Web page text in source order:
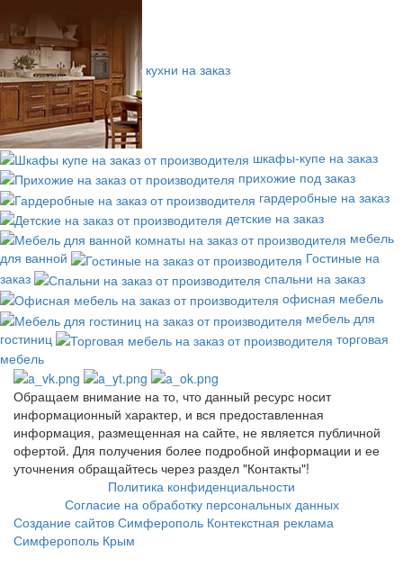
кухни на заказ
шкафы-купе на заказ
прихожие под заказ
гардеробные на заказ
детские на заказ
мебель
для ванной
Гостиные на
заказ
спальни на заказ
офисная мебель
мебель для
гостиниц
торговая
мебель
Обращаем внимание на то, что данный ресурс носит
информационный характер, и вся предоставленная
информация, размещенная на сайте, не является публичной
офертой. Для получения более подробной информации и ее
уточнения обращайтесь через раздел "Контакты"!
Политика конфиденциальности
Согласие на обработку персональных данных
Создание сайтов Симферополь Контекстная реклама
Симферополь Крым